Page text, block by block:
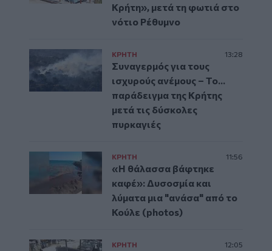
Κρήτη», μετά τη φωτιά στο
νότιο Ρέθυμνο
ΚΡΗΤΗ 13:28
Συναγερμός για τους
ισχυρούς ανέμους – Το...
παράδειγμα της Κρήτης
μετά τις δύσκολες
πυρκαγιές
ΚΡΗΤΗ 11:56
«Η θάλασσα βάφτηκε
καφέ»: Δυσοσμία και
λύματα μια "ανάσα" από το
Κούλε (photos)
ΚΡΗΤΗ 12:05